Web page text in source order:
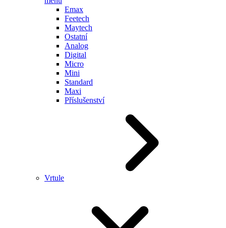
Emax
Feetech
Maytech
Ostatní
Analog
Digital
Micro
Mini
Standard
Maxi
Příslušenství
Vrtule